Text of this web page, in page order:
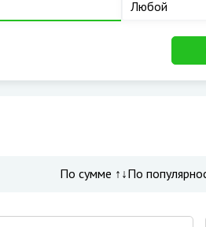
Любой
По сумме ↑↓По